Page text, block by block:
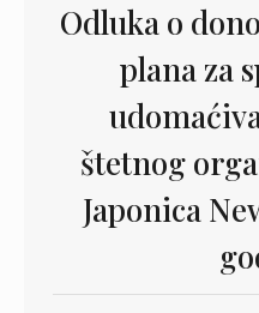
Odluka o
plana za
štetnog
Japonica